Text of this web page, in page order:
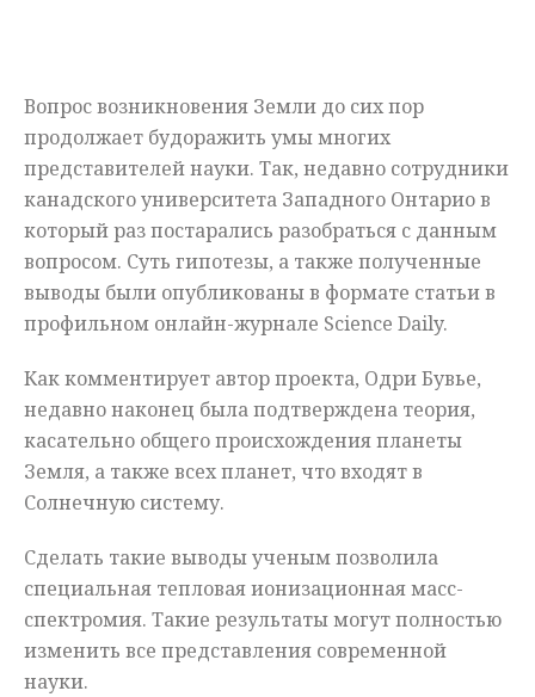
Вопрос возникновения Земли до сих пор
продолжает будоражить умы многих
представителей науки. Так, недавно сотрудники
канадского университета Западного Онтарио в
который раз постарались разобраться с данным
вопросом. Суть гипотезы, а также полученные
выводы были опубликованы в формате статьи в
профильном онлайн-журнале Science Daily.
Как комментирует автор проекта, Одри Бувье,
недавно наконец была подтверждена теория,
касательно общего происхождения планеты
Земля, а также всех планет, что входят в
Солнечную систему.
Сделать такие выводы ученым позволила
специальная тепловая ионизационная масс-
спектромия. Такие результаты могут полностью
изменить все представления современной
науки.